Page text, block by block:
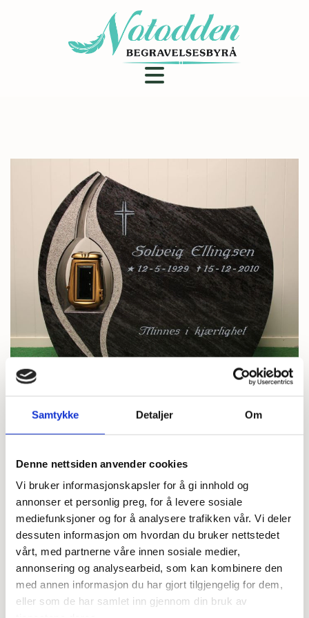
Samtykke Detaljer Om
Denne nettsiden anvender cookies
Vi bruker informasjonskapsler for å gi innhold og
annonser et personlig preg, for å levere sosiale
mediefunksjoner og for å analysere trafikken vår. Vi deler
dessuten informasjon om hvordan du bruker nettstedet
vårt, med partnerne våre innen sosiale medier,
annonsering og analysearbeid, som kan kombinere den
med annen informasjon du har gjort tilgjengelig for dem,
eller som de har samlet inn gjennom din bruk av
251 Orion Blue, liten. Tomt på lager
kr 23 900,00